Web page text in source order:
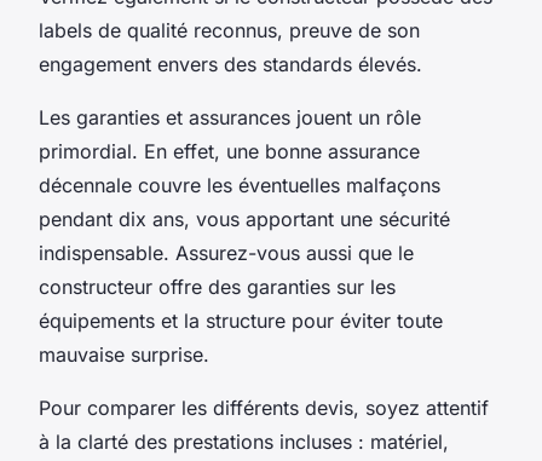
labels de qualité reconnus, preuve de son
engagement envers des standards élevés.
Les garanties et assurances jouent un rôle
primordial. En effet, une bonne assurance
décennale couvre les éventuelles malfaçons
pendant dix ans, vous apportant une sécurité
indispensable. Assurez-vous aussi que le
constructeur offre des garanties sur les
équipements et la structure pour éviter toute
mauvaise surprise.
Pour comparer les différents devis, soyez attentif
à la clarté des prestations incluses : matériel,